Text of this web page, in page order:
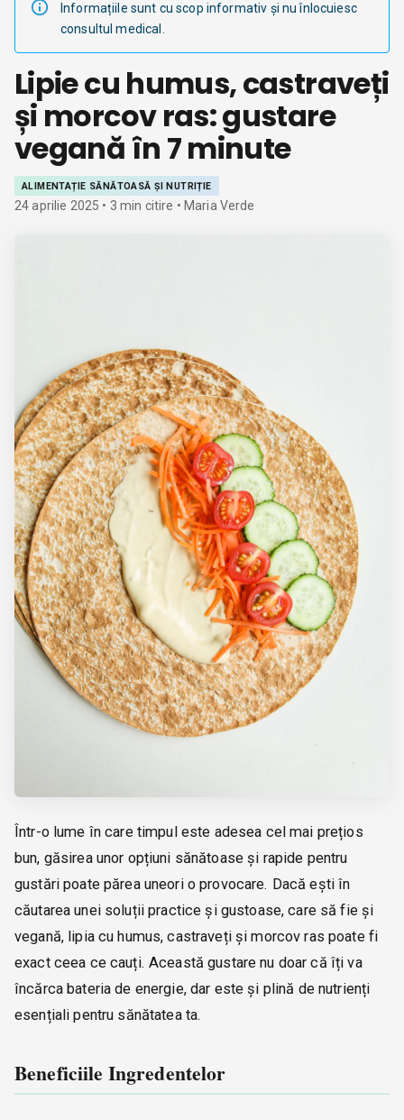
Informațiile sunt cu scop informativ și nu înlocuiesc
consultul medical.
Lipie cu humus, castraveți
și morcov ras: gustare
vegană în 7 minute
ALIMENTAȚIE SĂNĂTOASĂ ȘI NUTRIȚIE
24 aprilie 2025 • 3 min citire • Maria Verde
Într-o lume în care timpul este adesea cel mai prețios
bun, găsirea unor opțiuni sănătoase și rapide pentru
gustări poate părea uneori o provocare. Dacă ești în
căutarea unei soluții practice și gustoase, care să fie și
vegană, lipia cu humus, castraveți și morcov ras poate fi
exact ceea ce cauți. Această gustare nu doar că îți va
încărca bateria de energie, dar este și plină de nutrienți
esențiali pentru sănătatea ta.
Beneficiile Ingredentelor